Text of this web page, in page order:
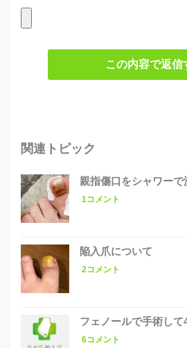
この内容で返信
関連トピック
親指傷口をシャワーで
1コメント
陥入爪について
2コメント
フェノールで手術して
6コメント